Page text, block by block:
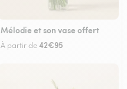
Mélodie et son vase offert
À partir de42€95